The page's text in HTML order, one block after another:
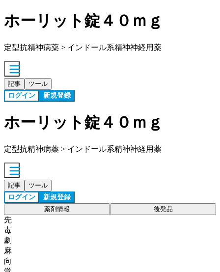
ホーリット錠４０ｍｇ
定型抗精神病薬 > インドール系精神神経用薬
記事 ツール
ログイン 新規登録
ホーリット錠４０ｍｇ
定型抗精神病薬 > インドール系精神神経用薬
記事 ツール
ログイン 新規登録
薬剤情報 後発品
先
毒
劇
麻
向